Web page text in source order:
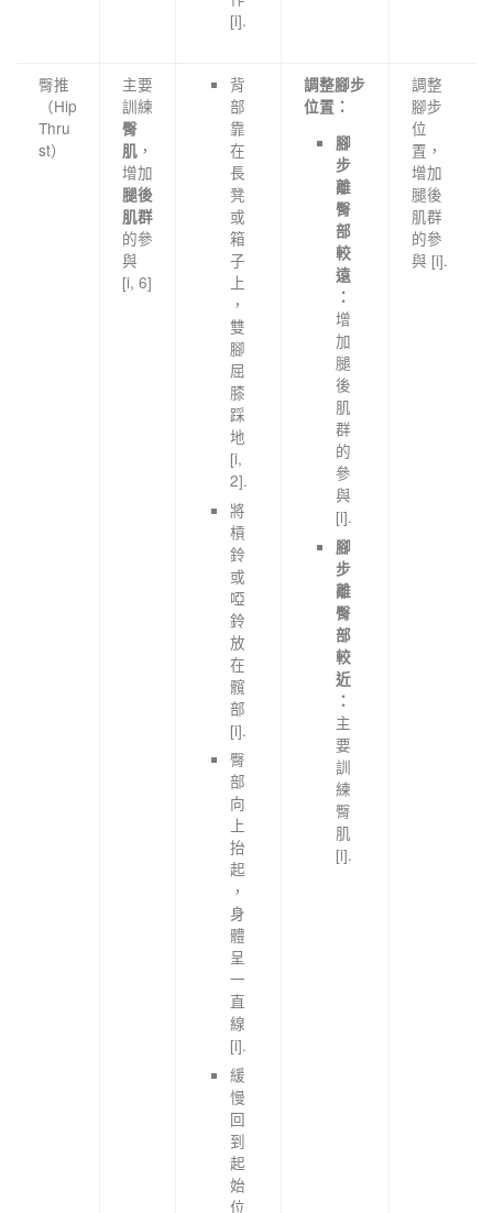
[i].
臀推
（Hip
Thru
st）
主要
訓練
臀
肌 ，
增加
腿後
肌群
的參
與
[i, 6]
背
部
靠
在
長
凳
或
箱
子
上
，
雙
腳
屈
膝
踩
地
[i,
2].
將
槓
鈴
或
啞
鈴
放
在
髖
部
[i].
臀
部
向
上
抬
起
，
身
體
呈
一
直
線
[i].
緩
慢
回
到
起
始
位
調整腳步
位置：
腳
步
離
臀
部
較
遠
：
增
加
腿
後
肌
群
的
參
與
[i].
腳
步
離
臀
部
較
近
：
主
要
訓
練
臀
肌
[i].
調整
腳步
位
置，
增加
腿後
肌群
的參
與 [i].